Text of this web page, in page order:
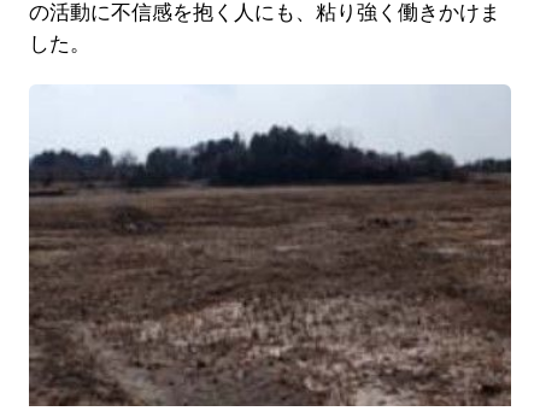
の活動に不信感を抱く人にも、粘り強く働きかけま
した。